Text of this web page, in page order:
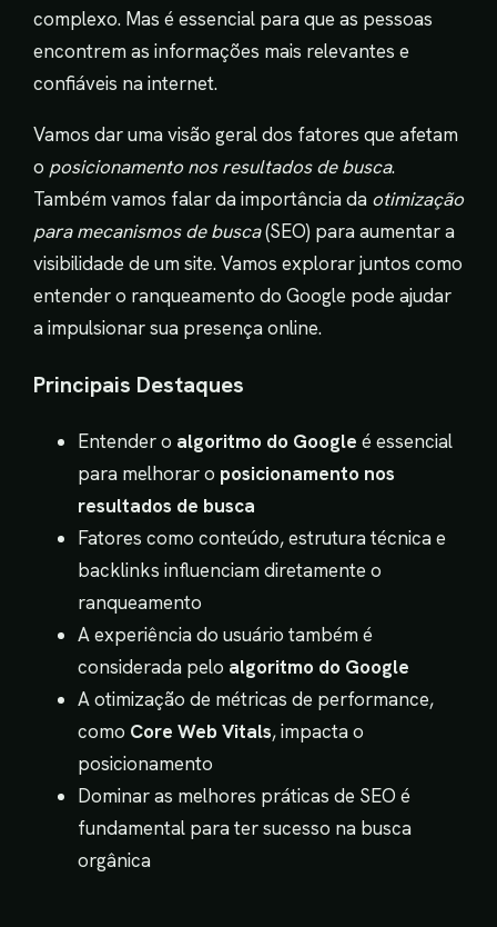
complexo. Mas é essencial para que as pessoas
encontrem as informações mais relevantes e
confiáveis na internet.
Vamos dar uma visão geral dos fatores que afetam
o posicionamento nos resultados de busca.
Também vamos falar da importância da otimização
para mecanismos de busca(SEO) para aumentar a
visibilidade de um site. Vamos explorar juntos como
entender o ranqueamento do Google pode ajudar
a impulsionar sua presença online.
Principais Destaques
Entender o algoritmo do Google é essencial
para melhorar o posicionamento nos
resultados de busca
Fatores como conteúdo, estrutura técnica e
backlinks influenciam diretamente o
ranqueamento
A experiência do usuário também é
considerada pelo algoritmo do Google
A otimização de métricas de performance,
como Core Web Vitals, impacta o
posicionamento
Dominar as melhores práticas de SEO é
fundamental para ter sucesso na busca
orgânica